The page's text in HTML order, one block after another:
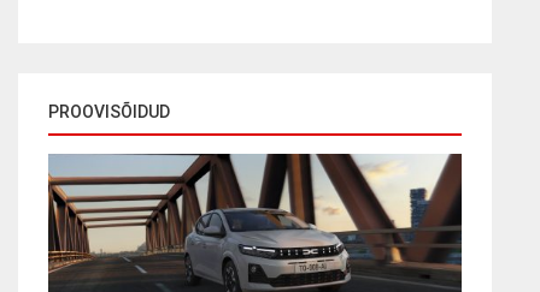
PROOVISÕIDUD